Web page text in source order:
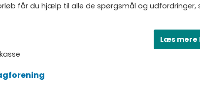
får du hjælp til alle de spørgsmål og
Læs mere